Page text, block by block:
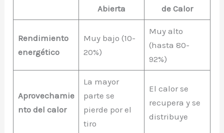
Abierta
de Calor
Rendimiento
energético
Muy bajo (10-
20%)
Muy alto
(hasta 80-
92%)
Aprovechamie
nto del calor
La mayor
parte se
pierde por el
tiro
El calor se
recupera y se
distribuye